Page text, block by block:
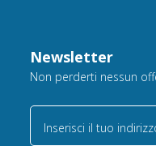
Newsletter
Non perderti nessun
Inserisci il tuo